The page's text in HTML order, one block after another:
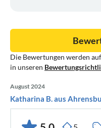
Die Bewertungen werden
in unseren
August 2024
Katharina B. aus